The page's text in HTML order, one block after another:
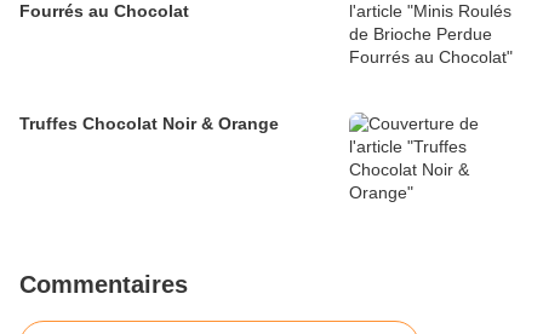
Fourrés au Chocolat
Truffes Chocolat Noir & Orange
Commentaires